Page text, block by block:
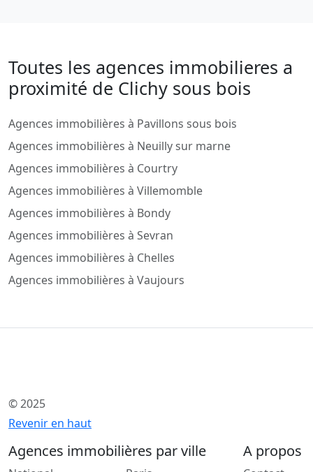
Toutes les agences immobilieres a
proximité de Clichy sous bois
Agences immobilières à Pavillons sous bois
Agences immobilières à Neuilly sur marne
Agences immobilières à Courtry
Agences immobilières à Villemomble
Agences immobilières à Bondy
Agences immobilières à Sevran
Agences immobilières à Chelles
Agences immobilières à Vaujours
© 2025
Revenir en haut
Agences immobilières par ville A propos